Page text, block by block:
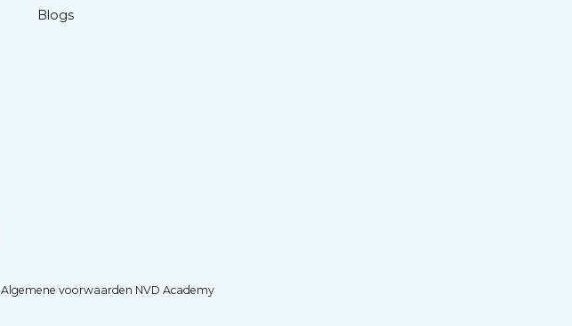
Blogs
Algemene voorwaarden NVD Academy